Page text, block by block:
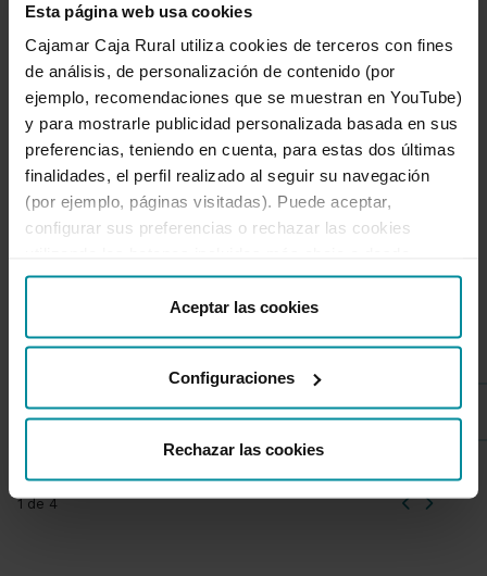
Esta página web usa cookies
Cajamar Caja Rural utiliza cookies de terceros con fines
de análisis, de personalización de contenido (por
ejemplo, recomendaciones que se muestran en YouTube)
y para mostrarle publicidad personalizada basada en sus
preferencias, teniendo en cuenta, para estas dos últimas
finalidades, el perfil realizado al seguir su navegación
(por ejemplo, páginas visitadas). Puede aceptar,
configurar sus preferencias o rechazar las cookies
“Detalles”. También puede obtener más información, así
como cambiar el consentimiento en cualquier momento
desde nuestraPolítica de Cookies.
Aceptar las cookies
Configuraciones
Rechazar las cookies
Permanece informado sobre nuevas
modalidades de fraude online y como
evitarlos (https://www.incibe.es/)
Secciones destacadas de
avisos de seguridad
Fraudes
1 de 4